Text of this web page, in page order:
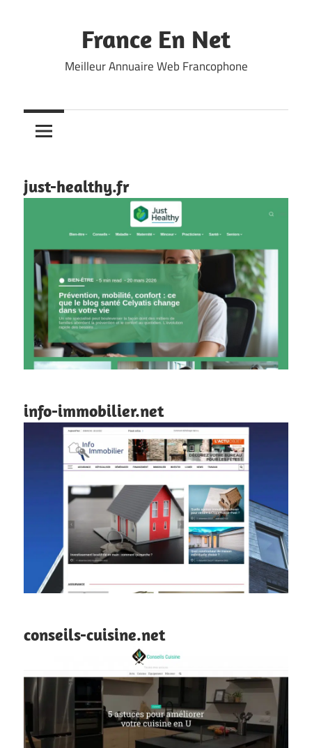
France En Net
Meilleur Annuaire Web Francophone
just-healthy.fr
info-immobilier.net
conseils-cuisine.net